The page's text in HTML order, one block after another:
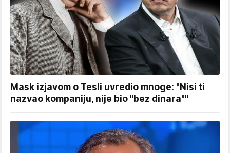
Mask izjavom o Tesli uvredio mnoge: "Nisi ti
nazvao kompaniju, nije bio "bez dinara""